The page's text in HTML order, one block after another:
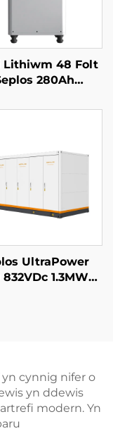
Lithiwm 48 Folt
280Ah
51.2V 14kwh
UltraPower
832VDc 1.3MWh
cynnig nifer o
yn ddewis
modern. Yn